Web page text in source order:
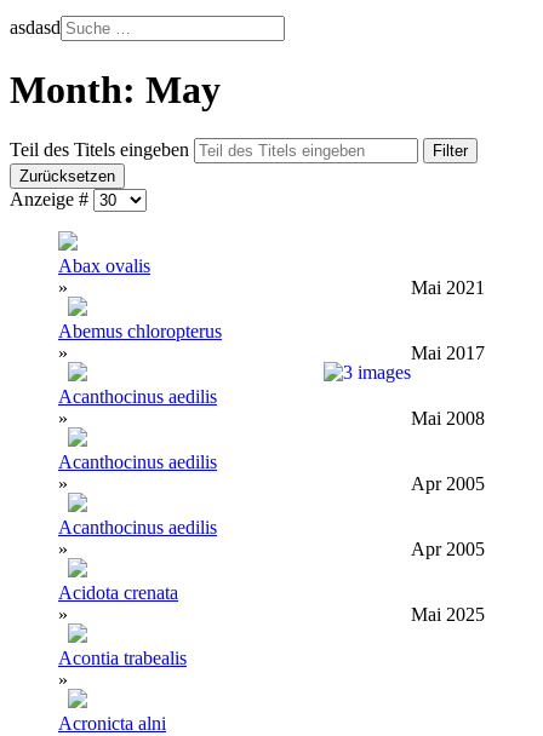
asdasd
Month: May
Teil des Titels eingeben
Filter
Zurücksetzen
Anzeige #
Abax ovalis
»
Mai 2021
Abemus chloropterus
»
Mai 2017
Acanthocinus aedilis
»
Mai 2008
Acanthocinus aedilis
»
Apr 2005
Acanthocinus aedilis
»
Apr 2005
Acidota crenata
»
Mai 2025
Acontia trabealis
»
Acronicta alni